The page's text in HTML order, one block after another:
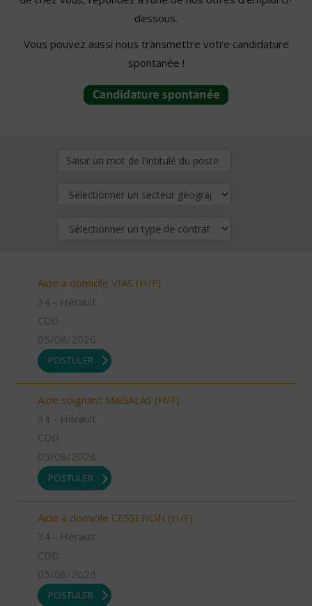
dessous.
Vous pouvez aussi nous transmettre votre candidature
spontanée !
Aide à domicile VIAS (H/F)
34 - Hérault
CDD
05/08/2026
POSTULER
Aide soignant MAGALAS (H/F)
34 - Hérault
CDD
05/08/2026
POSTULER
Aide à domicile CESSENON (H/F)
34 - Hérault
CDD
05/08/2026
POSTULER